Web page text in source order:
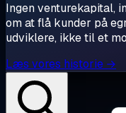
Ingen venturekapital,
om at flå kunder på
udviklere, ikke til et
Læs vores historie →